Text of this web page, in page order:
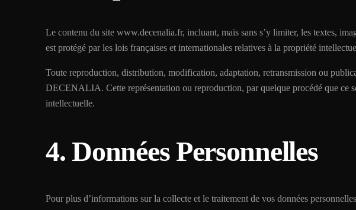
Le contenu du site www.decenalia.fr, incluant, mais sans s’y limiter, les textes,
est protégé par les lois françaises et internationales relatives à la propriété
Toute reproduction, distribution, modification, adaptation, retransmission ou
DECENALIA. Cette représentation ou reproduction, par quelque procédé que ce
intellectuelle.
4. Données Personnelles
Pour plus d’informations sur la collecte et le traitement de vos données